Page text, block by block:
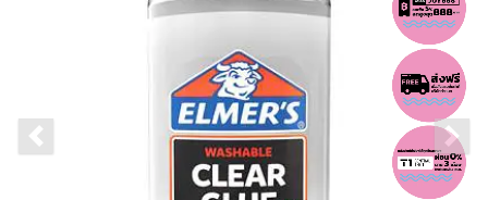
Previous slide